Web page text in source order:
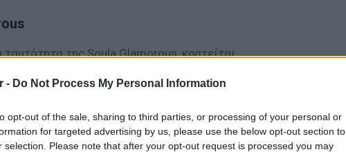
- Do Not Process My Personal Information
opt-out of the sale, sharing to third parties, or processing of your personal or
for targeted advertising by us, please use the below opt-out section to
selection. Please note that after your opt-out request is processed you may
ταυτότητα της Soula Glamorous, κρατείται
Κανείς δεν γνωρίζει αν πρόκειται για
και με τι ασχολείται. Ωστόσο, το
απαντήσεις της, αλλά και οι αδελφικές
follower την έχουν αναδείξει σε μια από τις
χώρας που μετρά περισσότερους από 416